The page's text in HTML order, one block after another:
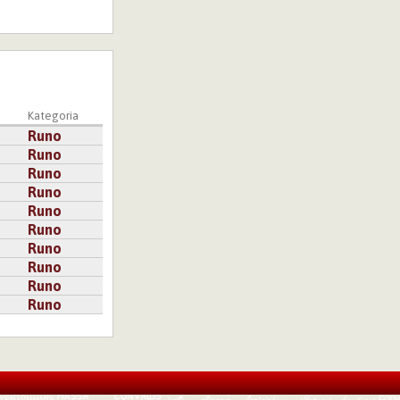
Kategoria
Runo
Runo
Runo
Runo
Runo
Runo
Runo
Runo
Runo
Runo